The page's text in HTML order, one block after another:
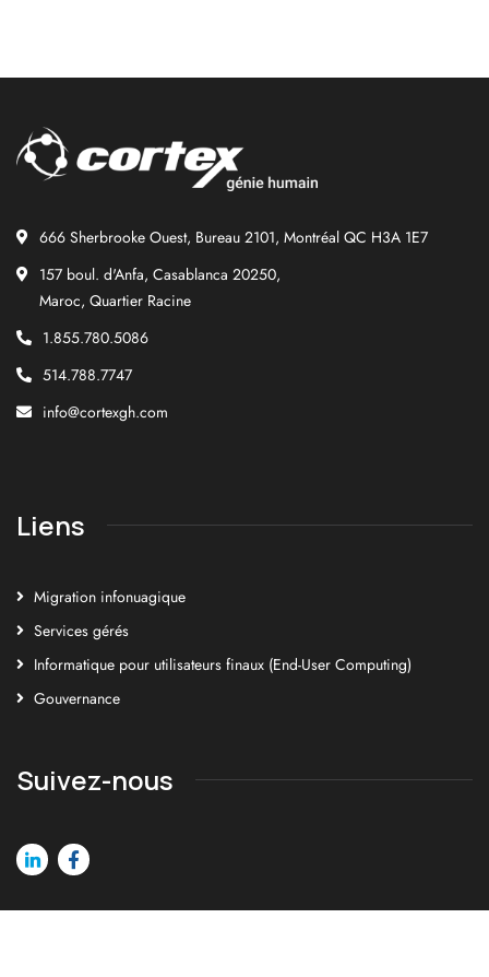
666 Sherbrooke Ouest, Bureau 2101, Montréal QC H3A 1E7
157 boul. d'Anfa, Casablanca 20250,
Maroc, Quartier Racine
1.855.780.5086
514.788.7747
info@cortexgh.com
Liens
Migration infonuagique
Services gérés
Informatique pour utilisateurs finaux (End-User Computing)
Gouvernance
Suivez-nous